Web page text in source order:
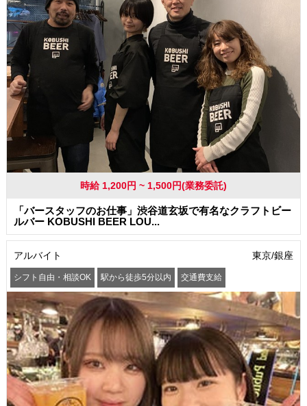
時給 1,200円 ~ 1,500円(業務委託)
「バースタッフのお仕事」渋谷道玄坂で有名なクラフトビー
ルバー KOBUSHI BEER LOU...
アルバイト 東京/銀座
シフト自由・相談OK 駅から徒歩5分以内 交通費支給